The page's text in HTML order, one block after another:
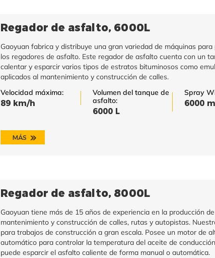
Regador de asfalto, 6000L
Gaoyuan fabrica y distribuye una gran variedad de máquinas
los regadores de asfalto. Este regador de asfalto cuenta con un
calentar y esparcir varios tipos de estratos bituminosos como
aplicados al mantenimiento y construcción de calles.
Velocidad máxima:
89 km/h
Volumen del tanque de
asfalto:
6000 L
Spray
6000
MÁS
Regador de asfalto, 8000L
Gaoyuan tiene más de 15 años de experiencia en la producción
mantenimiento y construcción de calles, rutas y autopistas.
para trabajos de construcción a gran escala. Posee un motor de
automático para controlar la temperatura del aceite de
puede esparcir el asfalto caliente de forma manual o automática.